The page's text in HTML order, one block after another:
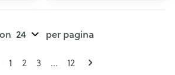
Pagina's
U lees momenteel pagina
1 Pagina
2 Pagina
3 ... Pagina
12
per pagina